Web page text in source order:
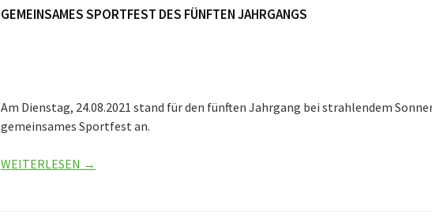
GEMEINSAMES SPORTFEST DES FÜNFTEN JAHRGANGS
Am Dienstag, 24.08.2021 stand für den fünften Jahrgang bei strahlendem
gemeinsames Sportfest an.
WEITERLESEN →